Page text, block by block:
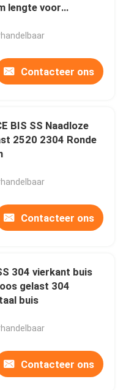
lengte voor
Contacteer ons
BIS SS Naadloze
2520 2304 Ronde
Contacteer ons
304 vierkant buis
gelast 304
buis
Contacteer ons